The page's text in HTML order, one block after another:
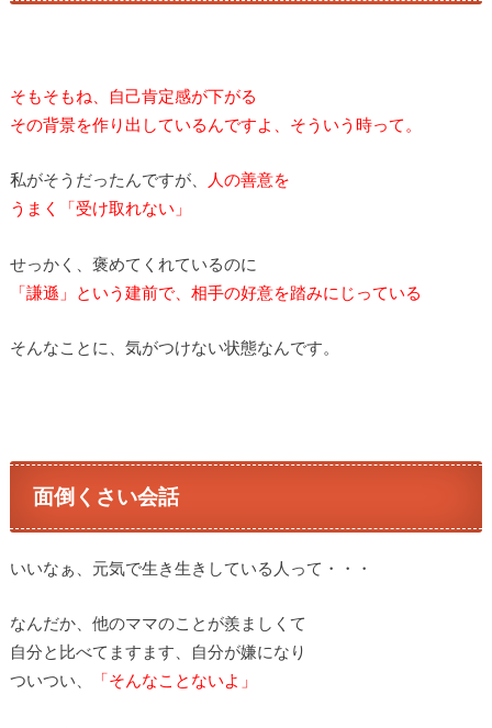
そもそもね、自己肯定感が下がる
その背景を作り出しているんですよ、そういう時って。
私がそうだったんですが、
人の善意を
うまく「受け取れない」
せっかく、褒めてくれているのに
「謙遜」という建前で、相手の好意を踏みにじっている
そんなことに、気がつけない状態なんです。
面倒くさい会話
いいなぁ、元気で生き生きしている人って・・・
なんだか、他のママのことが羨ましくて
自分と比べてますます、自分が嫌になり
ついつい、
「そんなことないよ」